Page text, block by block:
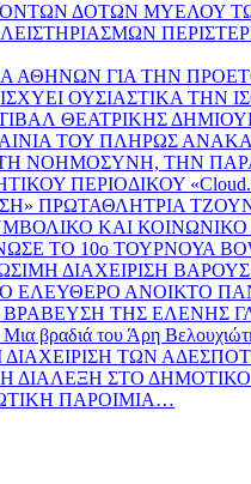
ΔΟΤΩΝ ΜΥΕΛΟΥ
ΑΘΗΝΩΝ ΓΙΑ ΤΗΝ
ΟΥΣΙΑΣΤΙΚΑ
ΘΕΑΤΡΙΚΗΣ
ΤΟΥ ΠΛΗΡΩΣ
ΝΟΗΜΟΣΥΝΗ, ΤΗΝ
ΠΕΡΙΟΔΙΚΟΥ
ΠΡΩΤΑΘΛΗΤΡΙΑ
ΣΥΜΒΟΛΙΚΟ ΚΑΙ
ΤΟ 10ο ΤΟΥΡΝΟΥΑ
ΔΙΑΧΕΙΡΙΣΗ
ΕΛΕΥΘΕΡΟ ΑΝΟΙΚΤΟ
ΤΗΣ ΕΛΕΝΗΣ
του Άρη Βελουχιώτη στο
ΤΩΝ
ΔΙΑΛΕΞΗ ΣΤΟ
ΠΑΡΟΙΜΙΑ…